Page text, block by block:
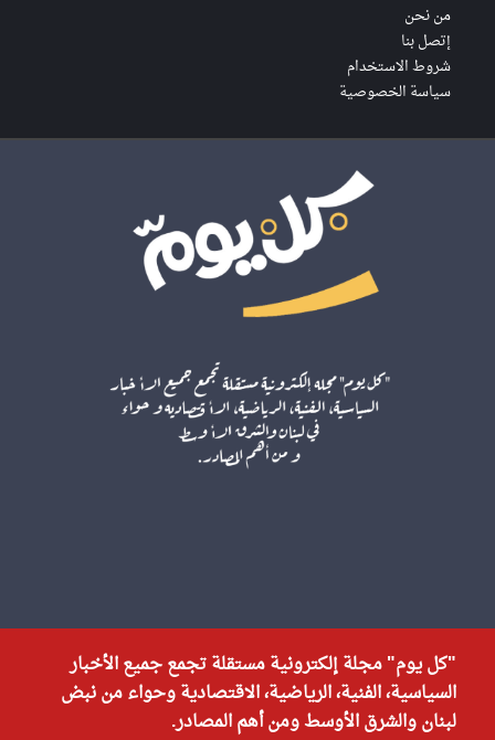
من نحن
إتصل بنا
شروط الاستخدام
سياسة الخصوصية
"كل يوم" مجلة إلكترونية مستقلة تجمع جميع الأخبار
السياسية، الفنية، الرياضية، الاقتصادية وحواء من نبض
لبنان والشرق الأوسط ومن أهم المصادر.